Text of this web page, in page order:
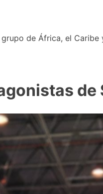
de África, el Caribe
de